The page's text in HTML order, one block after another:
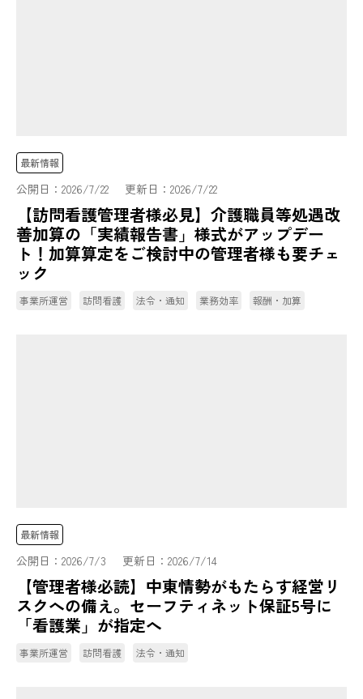
最新情報
公開日： 2026/7/22 更新日： 2026/7/22
【訪問看護管理者様必見】介護職員等処遇改
善加算の「実績報告書」様式がアップデー
ト！加算算定をご検討中の管理者様も要チェ
ック
事業所運営 訪問看護 法令・通知 業務効率 報酬・加算
最新情報
公開日： 2026/7/3 更新日： 2026/7/14
【管理者様必読】中東情勢がもたらす経営リ
スクへの備え。セーフティネット保証5号に
「看護業」が指定へ
事業所運営 訪問看護 法令・通知